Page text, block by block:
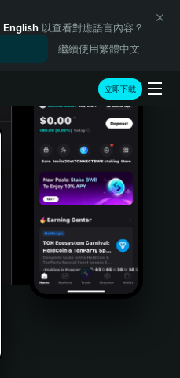
English 以查看對應語言內容？
繼續使用繁體中文
立即下載